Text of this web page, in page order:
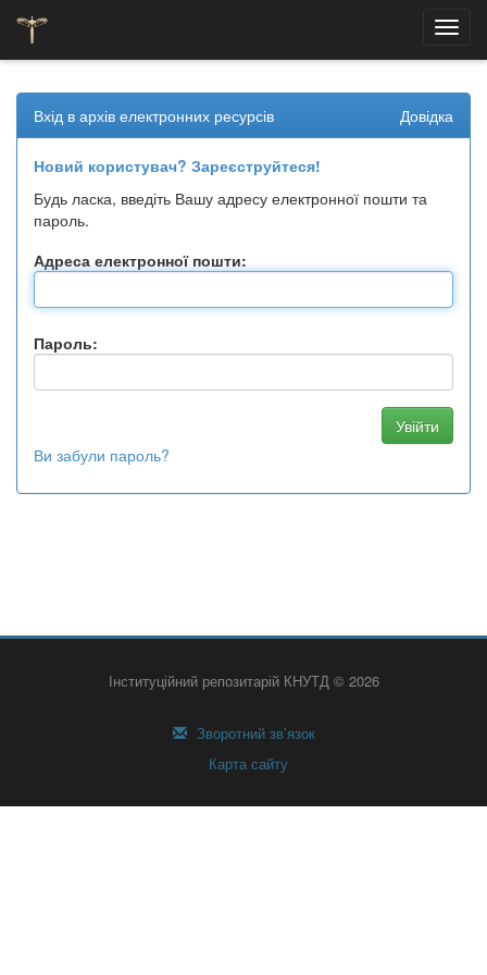
navigation
Вхід в архів електронних ресурсів Довідка
Новий користувач? Зареєструйтеся!
Будь ласка, введіть Вашу адресу електронної пошти та
пароль.
Адреса електронної пошти:
Пароль:
Ви забули пароль?
Інституційний репозитарій КНУТД © 2026
Зворотний зв’язок
Карта сайту